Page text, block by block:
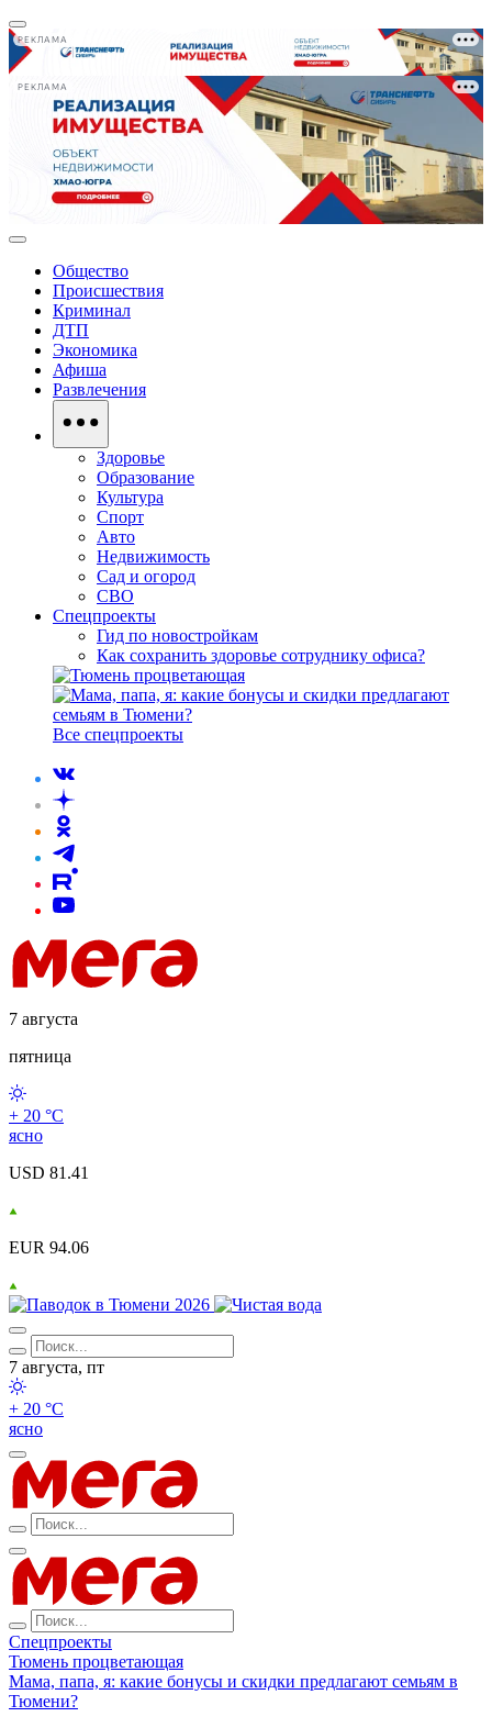
РЕКЛАМА
РЕКЛАМА
Общество
Происшествия
Криминал
ДТП
Экономика
Афиша
Развлечения
Здоровье
Образование
Культура
Спорт
Авто
Недвижимость
Сад и огород
СВО
Спецпроекты
Гид по новостройкам
Как сохранить здоровье сотруднику офиса?
Все спецпроекты
7 августа
пятница
+ 20 °С
ясно
USD 81.41
EUR 94.06
7 августа, пт
+ 20 °С
ясно
Спецпроекты
Тюмень процветающая
Мама, папа, я: какие бонусы и скидки предлагают семьям в
Тюмени?